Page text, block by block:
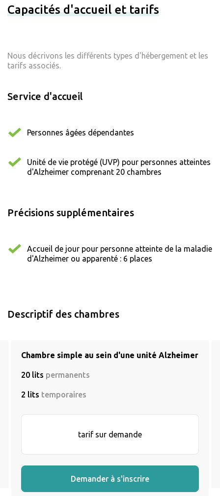
Capacités d'accueil et tarifs
Nous décrivons les différents types d'hébergement et les
tarifs associés.
Service d'accueil
Personnes âgées dépendantes
Unité de vie protégé (UVP) pour personnes atteintes
d'Alzheimer comprenant 20 chambres
Précisions supplémentaires
Accueil de jour pour personne atteinte de la maladie
d'Alzheimer ou apparenté : 6 places
Descriptif des chambres
Chambre simple au sein d'une unité Alzheimer
20 lits permanents
2 lits temporaires
tarif sur demande
Demander à s'inscrire